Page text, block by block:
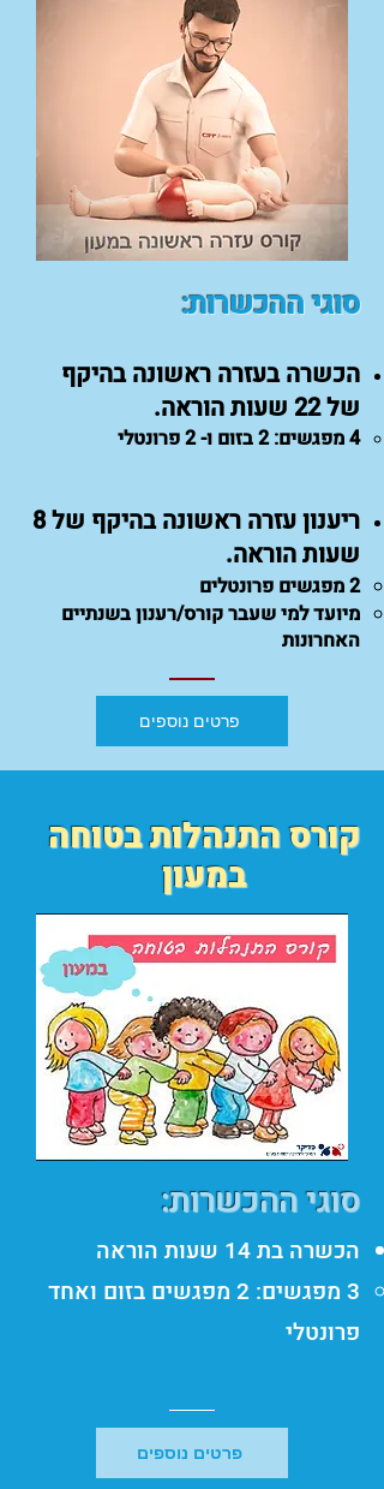
סוגי ההכשרות:
הכשרה בעזרה ראשונה בהיקף
של 22 שעות הוראה.
4 מפגשים: 2 בזום ו- 2 פרונטלי​
ריענון עזרה ראשונה בהיקף של 8
שעות הוראה.
2 מפגשים פרונטלים​
מיועד למי שעבר קורס/רענון בשנתיים
האחרונות
פרטים נוספים
קורס התנהלות בטוחה
במעון
סוגי ההכשרות:
​הכשרה בת 14 שעות הוראה
3 מפגשים: 2 מפגשים בזום ואחד
פרונטלי​
פרטים נוספים